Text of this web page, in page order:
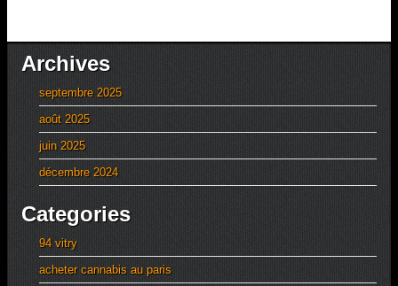
Archives
septembre 2025
août 2025
juin 2025
décembre 2024
Categories
94 vitry
acheter cannabis au paris